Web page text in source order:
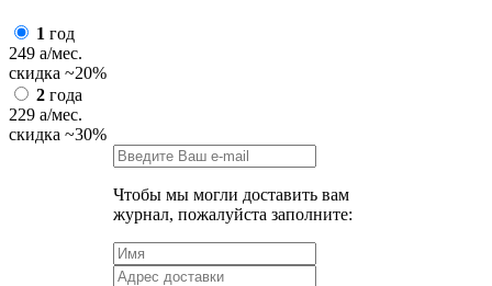
1 год
249 a/мес.
скидка ~20%
2 года
229 a/мес.
скидка ~30%
Чтобы мы могли доставить вам
журнал, пожалуйста заполните: